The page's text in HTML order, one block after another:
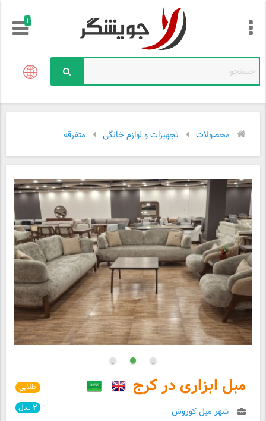
!
محصولات تجهیزات و لوازم خانگی متفرقه
مبل ابزاری در کرج
شهر مبل کوروش
طلایی
۲ سال